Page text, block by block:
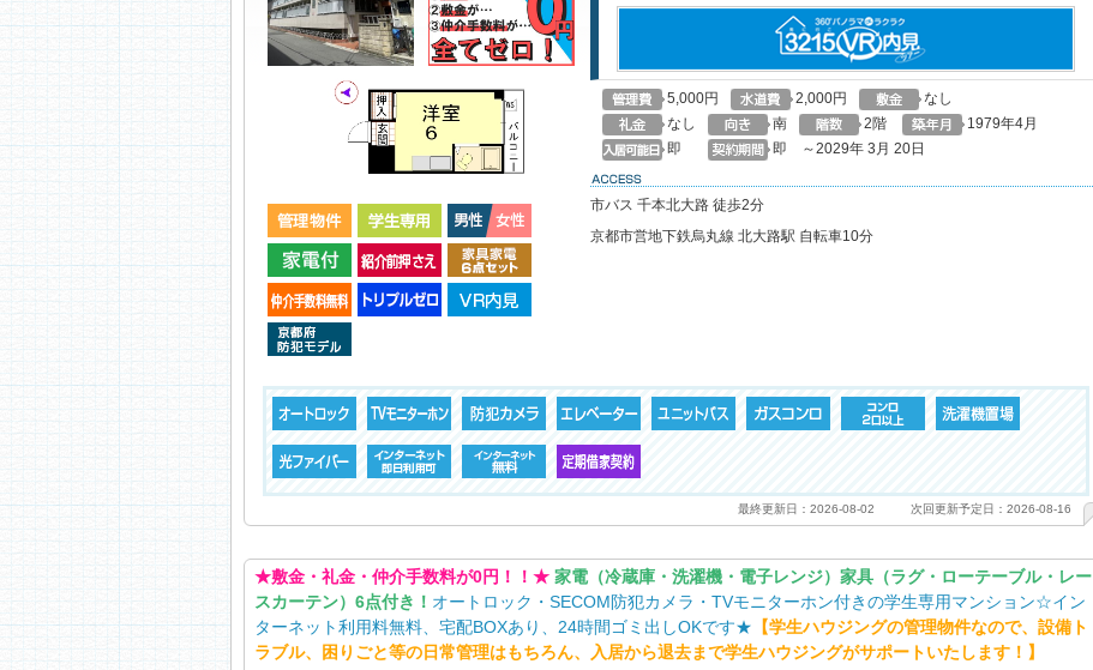
5,000円 2,000円
なし
なし
南 2階
1979年4月
即
即 ～2029年 3月 20日
access
市バス 千本北大路 徒歩2分
京都市営地下鉄烏丸線 北大路駅 自転車10分
次回更新予定日：2026-08-16
最終更新日：2026-08-02
★敷金・礼金・仲介手数料が0円！！★ 家電（冷蔵庫・洗濯機・電子レンジ）家具（ラグ・ローテーブル・レー
スカーテン）6点付き！ オートロック・SECOM防犯カメラ・TVモニターホン付きの学生専用マンション☆イン
ターネット利用料無料、宅配BOXあり、24時間ゴミ出しOKです★ 【学生ハウジングの管理物件なので、設備ト
ラブル、困りごと等の日常管理はもちろん、入居から退去まで学生ハウジングがサポートいたします！】